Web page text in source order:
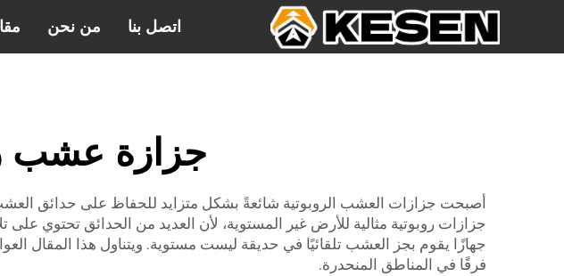
من نحن اتصل بنا
جزازة عشب
جزازات روبوتية مثالية للأرض غير المستوية، لأن العديد من الحدائق تحتوي
جهازًا يقوم بجز العشب تلقائيًا في حديقة ليست مستوية. ويتناول هذا المقال
فرقًا في المناطق المنحدرة.